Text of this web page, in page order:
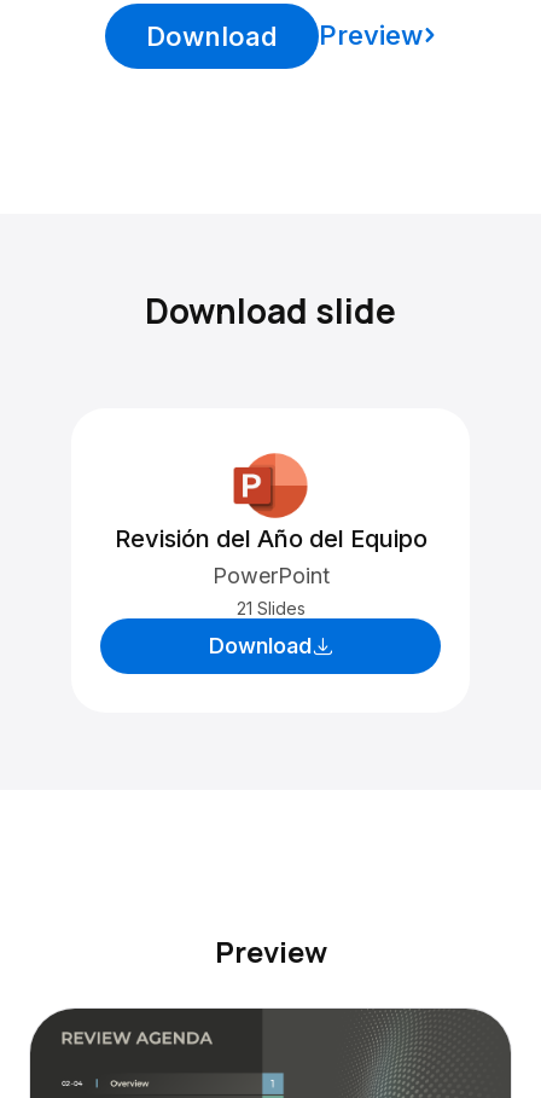
Download Preview
Download slide
Revisión del Año del Equipo
PowerPoint
21 Slides
Download
Preview